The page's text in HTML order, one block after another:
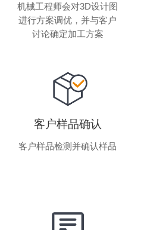
机械工程师会对3D设计图
进行方案调优，并与客户
讨论确定加工方案
客户样品确认
客户样品检测并确认样品